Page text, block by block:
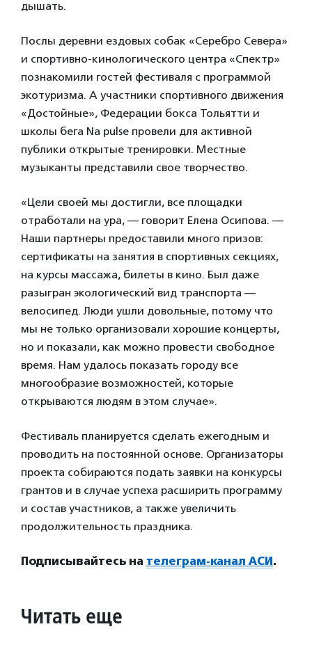
дышать.
Послы деревни ездовых собак «Серебро Севера»
и спортивно-кинологического центра «Спектр»
познакомили гостей фестиваля с программой
экотуризма. А участники спортивного движения
«Достойныe», Федерации бокса Тольятти и
школы бега Na pulse провели для активной
публики открытые тренировки. Местные
музыканты представили свое творчество.
«Цели своей мы достигли, все площадки
отработали на ура, — говорит Елена Осипова. —
Наши партнеры предоставили много призов:
сертификаты на занятия в спортивных секциях,
на курсы массажа, билеты в кино. Был даже
разыгран экологический вид транспорта —
велосипед. Люди ушли довольные, потому что
мы не только организовали хорошие концерты,
но и показали, как можно провести свободное
время. Нам удалось показать городу все
многообразие возможностей, которые
открываются людям в этом случае».
Фестиваль планируется сделать ежегодным и
проводить на постоянной основе. Организаторы
проекта собираются подать заявки на конкурсы
грантов и в случае успеха расширить программу
и состав участников, а также увеличить
продолжительность праздника.
Подписывайтесь на телеграм-канал АСИ.
Читать еще